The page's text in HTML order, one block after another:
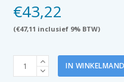
€43,22
(€47,11 inclusief 9% BTW)
Quick
System
IN WINKELMAND